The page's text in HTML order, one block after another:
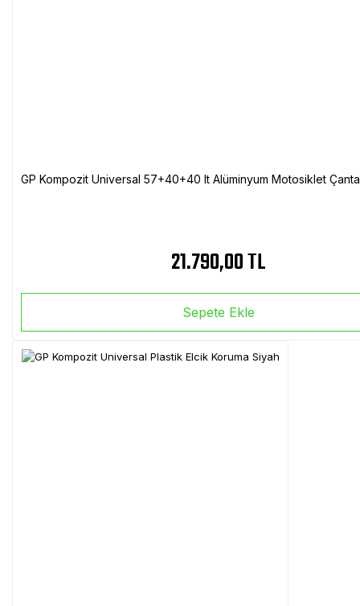
GP Kompozit Universal 57+40+40 lt Alüminyum Motosiklet
21.790,00 TL
Sepete Ekle